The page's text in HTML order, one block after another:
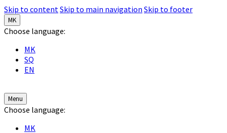
Skip to contentSkip to main navigation Skip to footer
MK
Choose language:
MK
SQ
EN
Menu
Choose language:
MK